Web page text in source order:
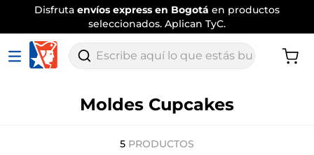
Disfruta envíos express en Bogotá en productos
seleccionados. Aplican TyC.
Escribe aquí lo que estás buscando
Moldes Cupcakes
5 PRODUCTOS